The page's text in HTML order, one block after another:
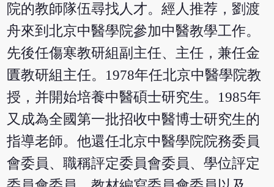
院的教師隊伍尋找人才。經人推荐，劉渡
舟來到北京中醫學院參加中醫教學工作。
先後任傷寒教研組副主任、主任，兼任金
匱教研組主任。1978年任北京中醫學院教
授，并開始培養中醫碩士研究生。1985年
又成為全國第一批招收中醫博士研究生的
指導老師。他還任北京中醫學院院務委員
會委員、職稱評定委員會委員、學位評定